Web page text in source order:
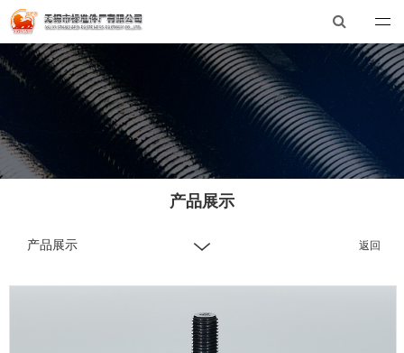
总机：0510-88551801
E-mail：xibiao@xibiao.cn
开云官方网页版
产品展示
产品展示 返回